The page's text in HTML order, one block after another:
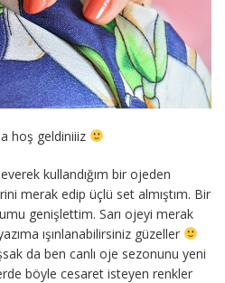
hoş geldiniiiz
kullandığım bir ojeden
merak edip üçlü set almıştım. Bir
genişlettim. Sarı ojeyi merak
ışınlanabilirsiniz güzeller
da ben canlı oje sezonunu yeni
böyle cesaret isteyen renkler